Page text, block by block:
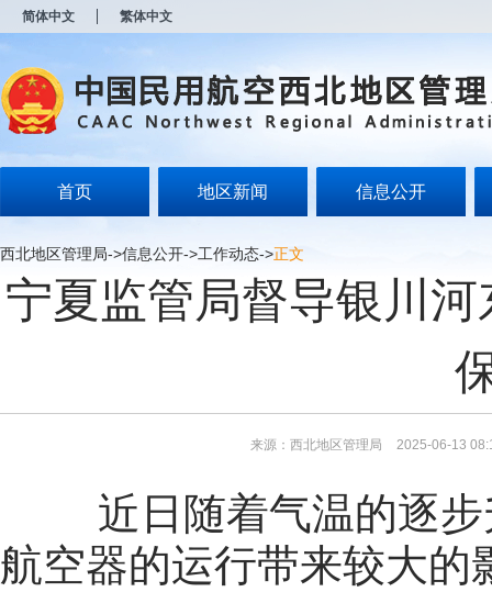
简体中文 繁体中文
首页 地区新闻 信息公开
西北地区管理局->信息公开->工作动态->正文
宁夏监管局督导银川
来源：西北地区管理局 2025-06-13
近日随着气温的逐
航空器的运行带来较大的
开
无
障
说
按
Alt
加
波